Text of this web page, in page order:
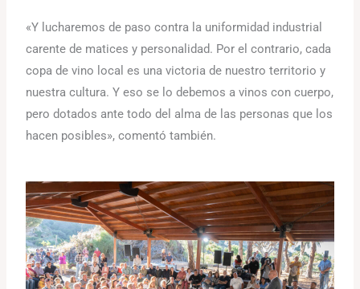
«Y lucharemos de paso contra la uniformidad industrial
carente de matices y personalidad. Por el contrario, cada
copa de vino local es una victoria de nuestro territorio y
nuestra cultura. Y eso se lo debemos a vinos con cuerpo,
pero dotados ante todo del alma de las personas que los
hacen posibles», comentó también.